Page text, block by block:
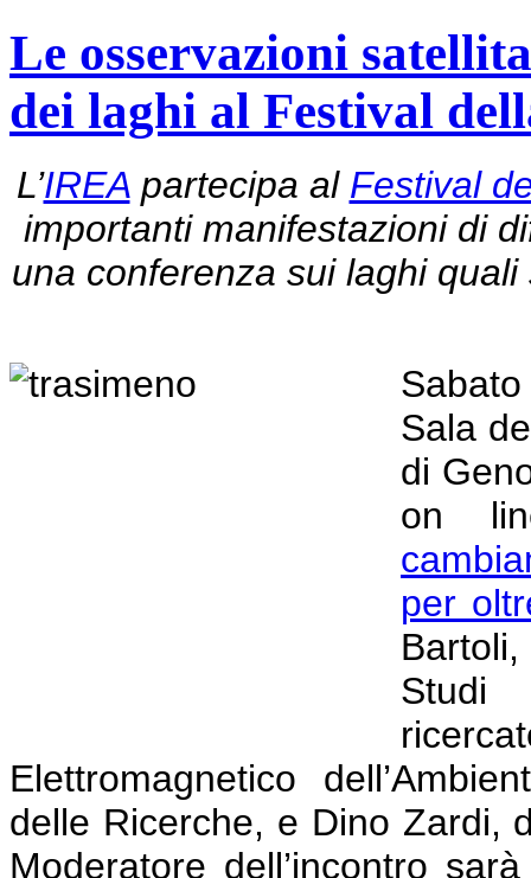
Le osservazioni
dei laghi al Festival
L’IREApartecipa al Festival
importanti manifestazioni di
una conferenza sui laghi
Sala
di
on
per
Elettromagnetico
delle Ricerche, e Dino Zardi,
Moderatore dell’incontro